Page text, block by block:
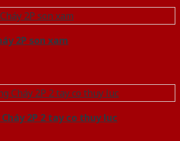
2P son xam
2P 2 tay co thuy luc